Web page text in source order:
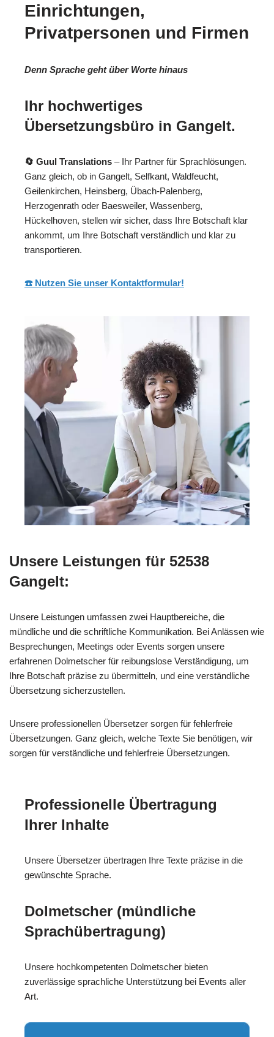
Einrichtungen,
Privatpersonen und Firmen
Denn Sprache geht über Worte hinaus
Ihr hochwertiges
Übersetzungsbüro in Gangelt.
🔄 Guul Translations – Ihr Partner für Sprachlösungen.
Ganz gleich, ob in Gangelt, Selfkant, Waldfeucht,
Geilenkirchen, Heinsberg, Übach-Palenberg,
Herzogenrath oder Baesweiler, Wassenberg,
Hückelhoven, stellen wir sicher, dass Ihre Botschaft klar
ankommt, um Ihre Botschaft verständlich und klar zu
transportieren.
☎️ Nutzen Sie unser Kontaktformular!
Unsere Leistungen für 52538
Gangelt:
Unsere Leistungen umfassen zwei Hauptbereiche, die
mündliche und die schriftliche Kommunikation. Bei Anlässen wie
Besprechungen, Meetings oder Events sorgen unsere
erfahrenen Dolmetscher für reibungslose Verständigung, um
Ihre Botschaft präzise zu übermitteln, und eine verständliche
Übersetzung sicherzustellen.
Unsere professionellen Übersetzer sorgen für fehlerfreie
Übersetzungen. Ganz gleich, welche Texte Sie benötigen, wir
sorgen für verständliche und fehlerfreie Übersetzungen.
Professionelle Übertragung
Ihrer Inhalte
Unsere Übersetzer übertragen Ihre Texte präzise in die
gewünschte Sprache.
Dolmetscher (mündliche
Sprachübertragung)
Unsere hochkompetenten Dolmetscher bieten
zuverlässige sprachliche Unterstützung bei Events aller
Art.